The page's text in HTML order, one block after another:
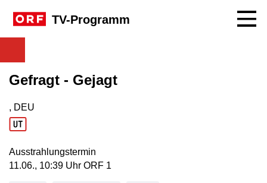
TV-Programm
Gefragt - Gejagt
Produktionsland: DEU
, DEU
Ausstrahlungstermin
11. Juni, 10:39 Uhr in ORF 1
11.06., 10:39 Uhr ORF 1